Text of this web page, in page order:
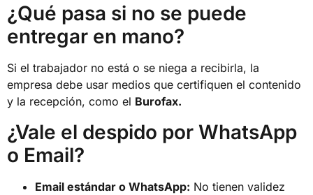
¿Qué pasa si no se puede
entregar en mano?
Si el trabajador no está o se niega a recibirla, la
empresa debe usar medios que certifiquen el contenido
y la recepción, como el Burofax.
¿Vale el despido por WhatsApp
o Email?
Email estándar o WhatsApp: No tienen validez